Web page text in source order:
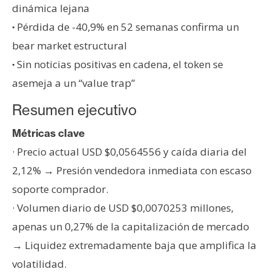
R
c
u
r
o
s
C
o
t
a
c
t
dinámica lejana
· Pérdida de -40,9% en 52 semanas confirma un
bear market estructural
·Sin noticias positivas en cadena, el token se
asemeja a un “value trap”
Resumen ejecutivo
Métricas clave
· Precio actual USD $0,0564556 y caída diaria del
2,12% → Presión vendedora inmediata con escaso
soporte comprador.
· Volumen diario de USD $0,0070253 millones,
apenas un 0,27% de la capitalización de mercado
→ Liquidez extremadamente baja que amplifica la
volatilidad.